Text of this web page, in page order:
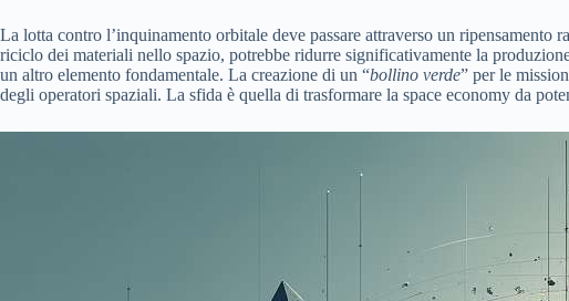
La lotta contro l’inquinamento orbitale deve passare attraverso un
riciclo dei materiali nello spazio, potrebbe ridurre significativamente la
un altro elemento fondamentale. La creazione di un “bollino verde” per le
degli operatori spaziali. La sfida è quella di trasformare la space economy da